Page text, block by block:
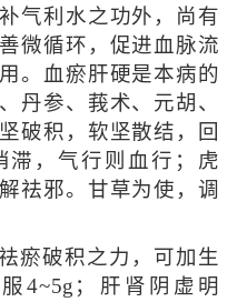
气利水之功外，尚有
微循环，促进血脉流
。血瘀肝硬是本病的
丹参、莪术、元胡、
破积，软坚散结，回
滞，气行则血行；虎
祛邪。甘草为使，调
瘀破积之力，可加生
4~5g；肝肾阴虚明